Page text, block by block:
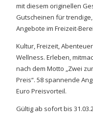
mit diesem originellen
Gutscheinen für
Angebote im Freizeit-
Kultur, Freizeit,
Wellness. Erleben,
nach dem Motto „Zwei
Preis“. 58 spannende
Euro Preisvorteil.
Gültig ab sofort bis